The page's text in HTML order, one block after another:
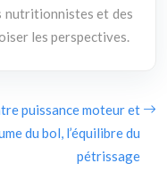
nutritionnistes et des
les perspectives.
puissance moteur et
du bol, l’équilibre du
pétrissage